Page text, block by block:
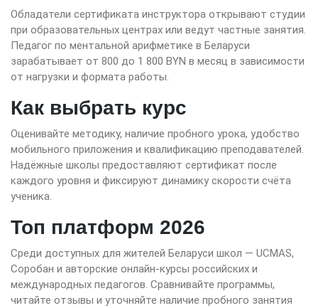
Обладатели сертификата инструктора открывают студии
при образовательных центрах или ведут частные занятия.
Педагог по ментальной арифметике в Беларуси
зарабатывает от 800 до 1 800 BYN в месяц в зависимости
от нагрузки и формата работы.
Как выбрать курс
Оценивайте методику, наличие пробного урока, удобство
мобильного приложения и квалификацию преподавателей.
Надёжные школы предоставляют сертификат после
каждого уровня и фиксируют динамику скорости счёта
ученика.
Топ платформ 2026
Среди доступных для жителей Беларуси школ — UCMAS,
Соробан и авторские онлайн-курсы российских и
международных педагогов. Сравнивайте программы,
читайте отзывы и уточняйте наличие пробного занятия